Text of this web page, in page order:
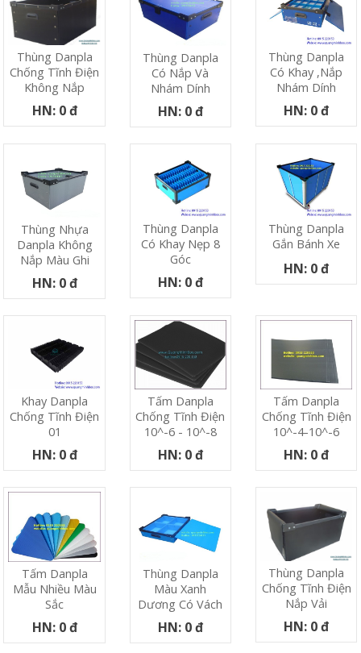
Thùng Danpla
Chống Tĩnh Điện
Không Nắp
HN: 0 đ
Thùng Danpla
Có Nắp Và
Nhám Dính
HN: 0 đ
Thùng Danpla
Có Khay ,nắp
Nhám Dính
HN: 0 đ
Thùng Nhựa
Danpla Không
Nắp Màu Ghi
HN: 0 đ
Thùng Danpla
Có Khay Nẹp 8
Góc
HN: 0 đ
Thùng Danpla
Gắn Bánh Xe
HN: 0 đ
Khay Danpla
Chống Tĩnh Điện
01
HN: 0 đ
Tấm Danpla
Chống Tĩnh Điện
10^-6 - 10^-8
HN: 0 đ
Tấm Danpla
Chống Tĩnh Điện
10^-4-10^-6
HN: 0 đ
Tấm Danpla
Mẫu Nhiều Màu
Sắc
HN: 0 đ
Thùng Danpla
Màu Xanh
Dương Có Vách
HN: 0 đ
Thùng Danpla
Chống Tĩnh Điện
Nắp Vải
HN: 0 đ